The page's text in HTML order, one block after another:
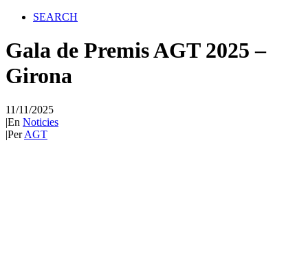
SEARCH
Gala de Premis AGT 2025 –
Girona
11/11/2025
|En Noticies
|PerAGT